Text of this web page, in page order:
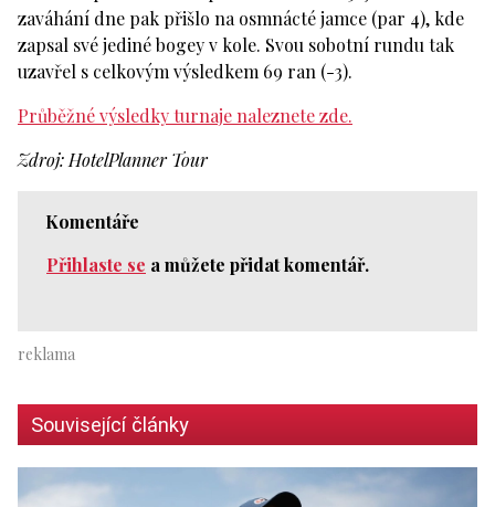
zaváhání dne pak přišlo na osmnácté jamce (par 4), kde
zapsal své jediné bogey v kole. Svou sobotní rundu tak
uzavřel s celkovým výsledkem 69 ran (-3).
Průběžné výsledky turnaje naleznete zde.
Zdroj: HotelPlanner Tour
Komentáře
Přihlaste se a můžete přidat komentář.
Související články